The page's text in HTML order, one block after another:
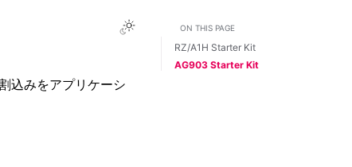
Toggle Light / Dark / Auto color
込みをアプリケーシ
ON THIS PAGE
RZ/A1H Starter Kit
AG903 Starter Kit